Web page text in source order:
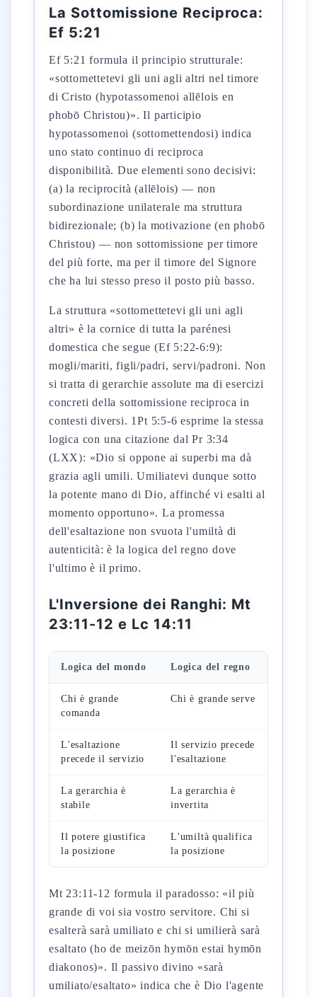
La Sottomissione Reciproca:
Ef 5:21
Ef 5:21 formula il principio strutturale:
«sottomettetevi gli uni agli altri nel timore
di Cristo (hypotassomenoi allēlois en
phobō Christou)». Il participio
hypotassomenoi (sottomettendosi) indica
uno stato continuo di reciproca
disponibilità. Due elementi sono decisivi:
(a) la reciprocità (allēlois) — non
subordinazione unilaterale ma struttura
bidirezionale; (b) la motivazione (en phobō
Christou) — non sottomissione per timore
del più forte, ma per il timore del Signore
che ha lui stesso preso il posto più basso.
La struttura «sottomettetevi gli uni agli
altri» è la cornice di tutta la parénesi
domestica che segue (Ef 5:22-6:9):
mogli/mariti, figli/padri, servi/padroni. Non
si tratta di gerarchie assolute ma di esercizi
concreti della sottomissione reciproca in
contesti diversi. 1Pt 5:5-6 esprime la stessa
logica con una citazione dal Pr 3:34
(LXX): «Dio si oppone ai superbi ma dà
grazia agli umili. Umiliatevi dunque sotto
la potente mano di Dio, affinché vi esalti al
momento opportuno». La promessa
dell'esaltazione non svuota l'umiltà di
autenticità: è la logica del regno dove
l'ultimo è il primo.
L'Inversione dei Ranghi: Mt
23:11-12 e Lc 14:11
Logica del mondo Logica del regno
Chi è grande
comanda
Chi è grande serve
L'esaltazione
precede il servizio
Il servizio precede
l'esaltazione
La gerarchia è
stabile
La gerarchia è
invertita
Il potere giustifica
la posizione
L'umiltà qualifica
la posizione
Mt 23:11-12 formula il paradosso: «il più
grande di voi sia vostro servitore. Chi si
esalterà sarà umiliato e chi si umilierà sarà
esaltato (ho de meizōn hymōn estai hymōn
diakonos)». Il passivo divino «sarà
umiliato/esaltato» indica che è Dio l'agente